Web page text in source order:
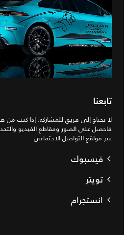
تابعنا
لا تحتاج إلى فريق للمشاركة. إذا كنت من
فاحصل على الصور ومقاطع الفيديو
عبر مواقع التواصل الاجتماعي.
فيسبوك
تويتر
انستجرام